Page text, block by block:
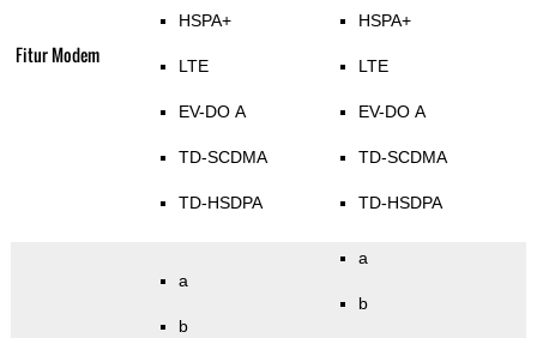
Fitur Modem
HSPA+
LTE
EV-DO A
TD-SCDMA
TD-HSDPA
HSPA+
LTE
EV-DO A
TD-SCDMA
TD-HSDPA
a
b
a
b